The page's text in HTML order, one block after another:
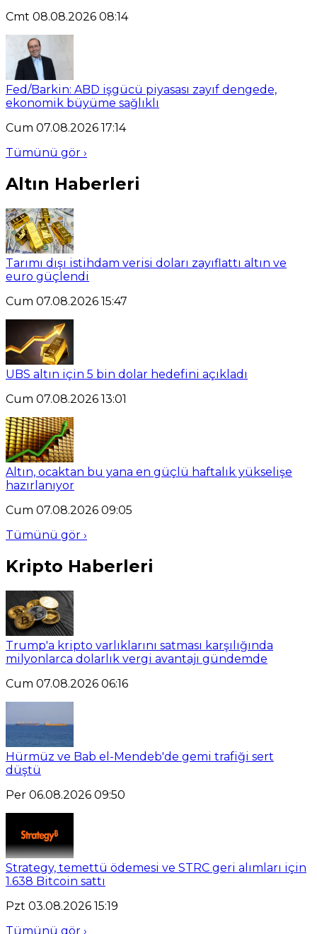
Cmt 08.08.2026 08:14
Fed/Barkin: ABD işgücü piyasası zayıf dengede,
ekonomik büyüme sağlıklı
Cum 07.08.2026 17:14
Tümünü gör ›
Altın Haberleri
Tarımı dışı istihdam verisi doları zayıflattı altın ve
euro güçlendi
Cum 07.08.2026 15:47
UBS altın için 5 bin dolar hedefini açıkladı
Cum 07.08.2026 13:01
Altın, ocaktan bu yana en güçlü haftalık yükselişe
hazırlanıyor
Cum 07.08.2026 09:05
Tümünü gör ›
Kripto Haberleri
Trump'a kripto varlıklarını satması karşılığında
milyonlarca dolarlık vergi avantajı gündemde
Cum 07.08.2026 06:16
Hürmüz ve Bab el-Mendeb'de gemi trafiği sert
düştü
Per 06.08.2026 09:50
Strategy, temettü ödemesi ve STRC geri alımları için
1.638 Bitcoin sattı
Pzt 03.08.2026 15:19
Tümünü gör ›